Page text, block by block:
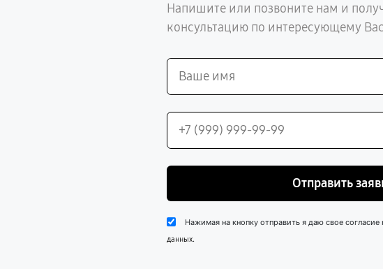
Напишите или позвоните нам и
консультацию по интересующему
Отправить
Нажимая на кнопку отправить я даю свое согласие
данных.